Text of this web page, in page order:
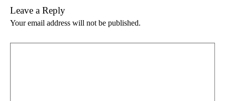
Leave a Reply
Your email address will not be published.